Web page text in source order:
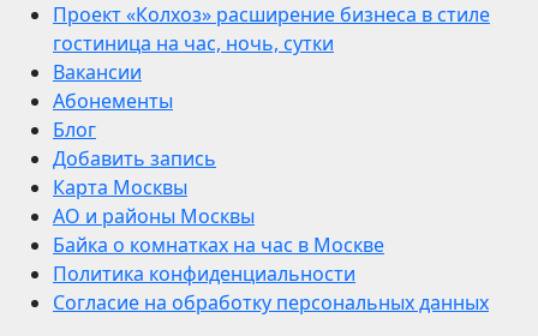
Проект «Колхоз» расширение бизнеса в стиле
гостиница на час, ночь, сутки
Вакансии
Абонементы
Блог
Добавить запись
Карта Москвы
АО и районы Москвы
Байка о комнатках на час в Москве
Политика конфиденциальности
Согласие на обработку персональных данных